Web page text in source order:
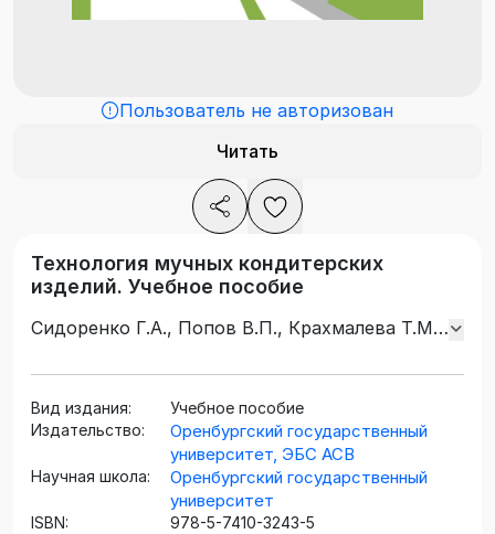
Пользователь не авторизован
Читать
Технология мучных кондитерских
изделий. Учебное пособие
Сидоренко Г.А., Попов В.П., Крахмалева Т.М.,
Вид издания:
Учебное пособие
Издательство:
Оренбургский государственный
университет, ЭБС АСВ
Научная школа:
Оренбургский государственный
университет
ISBN:
978-5-7410-3243-5